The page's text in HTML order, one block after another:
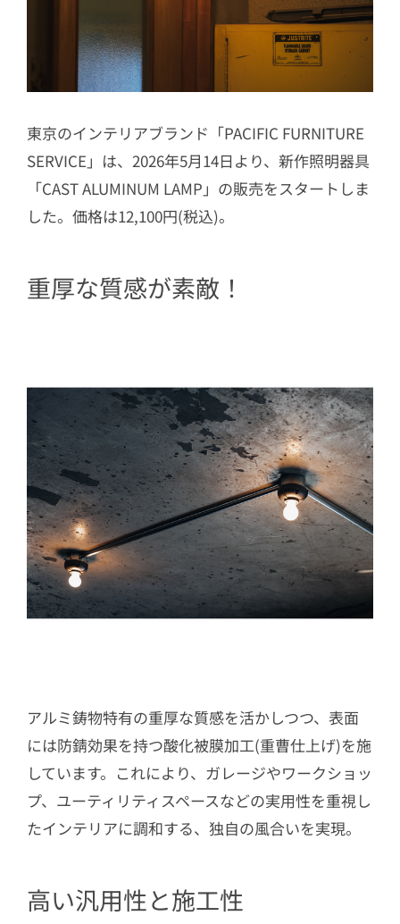
東京のインテリアブランド「PACIFIC FURNITURE
SERVICE」は、2026年5月14日より、新作照明器具
「CAST ALUMINUM LAMP」の販売をスタートしま
した。価格は12,100円(税込)。
重厚な質感が素敵！
アルミ鋳物特有の重厚な質感を活かしつつ、表面
には防錆効果を持つ酸化被膜加工(重曹仕上げ)を施
しています。これにより、ガレージやワークショッ
プ、ユーティリティスペースなどの実用性を重視し
たインテリアに調和する、独自の風合いを実現。
高い汎用性と施工性